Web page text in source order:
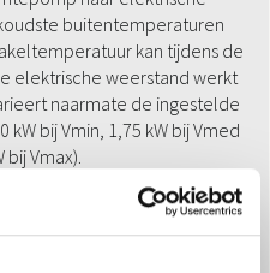
buitentemperaturen
kan tijdens de
elektrische weerstand werkt
naarmate de ingestelde
bij Vmin, 1,75 kW bij Vmed
bij Vmax).